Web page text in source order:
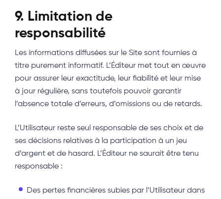
9. Limitation de
responsabilité
Les informations diffusées sur le Site sont fournies à
titre purement informatif. L’Éditeur met tout en œuvre
pour assurer leur exactitude, leur fiabilité et leur mise
à jour régulière, sans toutefois pouvoir garantir
l’absence totale d’erreurs, d’omissions ou de retards.
L’Utilisateur reste seul responsable de ses choix et de
ses décisions relatives à la participation à un jeu
d’argent et de hasard. L’Éditeur ne saurait être tenu
responsable :
Des pertes financières subies par l’Utilisateur dans